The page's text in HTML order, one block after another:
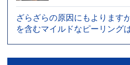
ざらざらの原因にもよります
を含むマイルドなピーリング